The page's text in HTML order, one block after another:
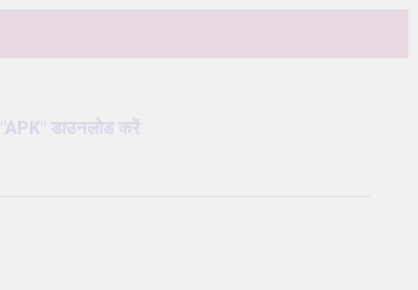
"APK" डाउनलोड करें